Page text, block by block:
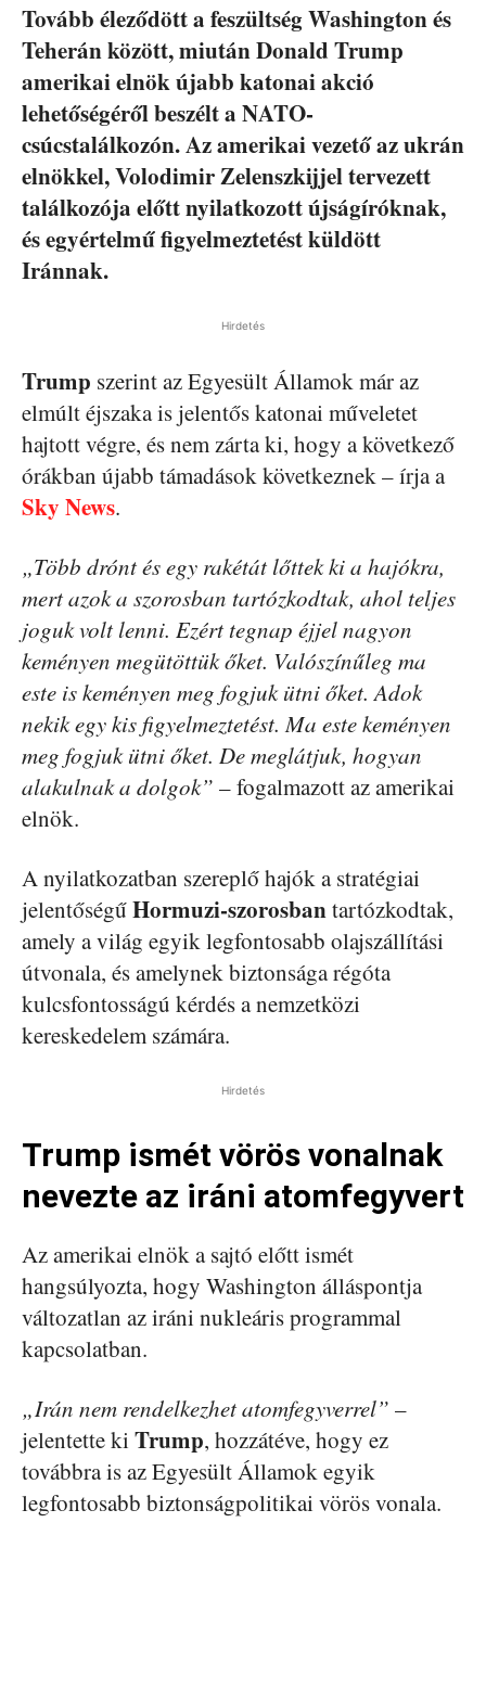
Tovább éleződött a feszültség Washington és
Teherán között, miután Donald Trump
amerikai elnök újabb katonai akció
lehetőségéről beszélt a NATO-
csúcstalálkozón. Az amerikai vezető az ukrán
elnökkel, Volodimir Zelenszkijjel tervezett
találkozója előtt nyilatkozott újságíróknak,
és egyértelmű figyelmeztetést küldött
Iránnak.
Hirdetés
Trump szerint az Egyesült Államok már az
elmúlt éjszaka is jelentős katonai műveletet
hajtott végre, és nem zárta ki, hogy a következő
órákban újabb támadások következnek – írja a
Sky News.
„Több drónt és egy rakétát lőttek ki a hajókra,
mert azok a szorosban tartózkodtak, ahol teljes
joguk volt lenni. Ezért tegnap éjjel nagyon
keményen megütöttük őket. Valószínűleg ma
este is keményen meg fogjuk ütni őket. Adok
nekik egy kis figyelmeztetést. Ma este keményen
meg fogjuk ütni őket. De meglátjuk, hogyan
alakulnak a dolgok” – fogalmazott az amerikai
elnök.
A nyilatkozatban szereplő hajók a stratégiai
jelentőségűHormuzi-szorosbantartózkodtak,
amely a világ egyik legfontosabb olajszállítási
útvonala, és amelynek biztonsága régóta
kulcsfontosságú kérdés a nemzetközi
kereskedelem számára.
Hirdetés
Trump ismét vörös vonalnak
nevezte az iráni atomfegyvert
Az amerikai elnök a sajtó előtt ismét
hangsúlyozta, hogy Washington álláspontja
változatlan az iráni nukleáris programmal
kapcsolatban.
„Irán nem rendelkezhet atomfegyverrel” –
jelentette ki Trump, hozzátéve, hogy ez
továbbra is az Egyesült Államok egyik
legfontosabb biztonságpolitikai vörös vonala.